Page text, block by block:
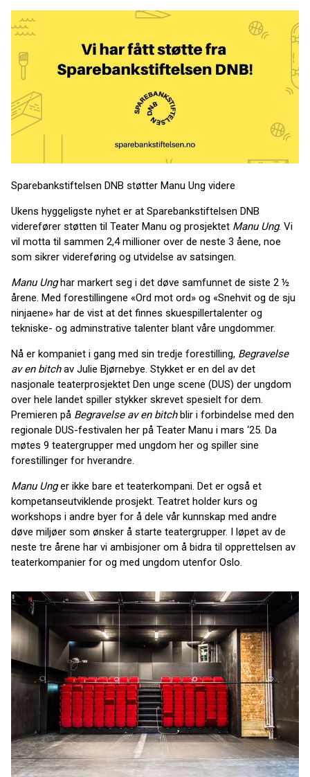
Sparebankstiftelsen DNB støtter Manu Ung videre
Ukens hyggeligste nyhet er at Sparebankstiftelsen DNB
viderefører støtten til Teater Manu og prosjektet Manu Ung. Vi
vil motta til sammen 2,4 millioner over de neste 3 åene, noe
som sikrer videreføring og utvidelse av satsingen.
Manu Unghar markert seg i det døve samfunnet de siste 2 ½
årene. Med forestillingene «Ord mot ord» og «Snehvit og de sju
ninjaene» har de vist at det finnes skuespillertalenter og
tekniske- og adminstrative talenter blant våre ungdommer.
Nå er kompaniet i gang med sin tredje forestilling, Begravelse
av en bitchav Julie Bjørnebye. Stykket er en del av det
nasjonale teaterprosjektet Den unge scene (DUS) der ungdom
over hele landet spiller stykker skrevet spesielt for dem.
Premieren på Begravelse av en bitchblir i forbindelse med den
regionale DUS-festivalen her på Teater Manu i mars ‘25. Da
møtes 9 teatergrupper med ungdom her og spiller sine
forestillinger for hverandre.
Manu Unger ikke bare et teaterkompani. Det er også et
kompetanseutviklende prosjekt. Teatret holder kurs og
workshops i andre byer for å dele vår kunnskap med andre
døve miljøer som ønsker å starte teatergrupper. I løpet av de
neste tre årene har vi ambisjoner om å bidra til opprettelsen av
teaterkompanier for og med ungdom utenfor Oslo.